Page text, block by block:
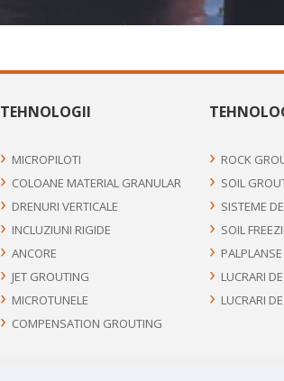
TEHNOLOGII
MICROPILOTI
COLOANE MATERIAL GRANULAR
DRENURI VERTICALE
INCLUZIUNI RIGIDE
ANCORE
JET GROUTING
MICROTUNELE
COMPENSATION GROUTING
ROCK
SOIL
SISTEME
SOIL
PALPLANSE
LUCRARI
LUCRARI